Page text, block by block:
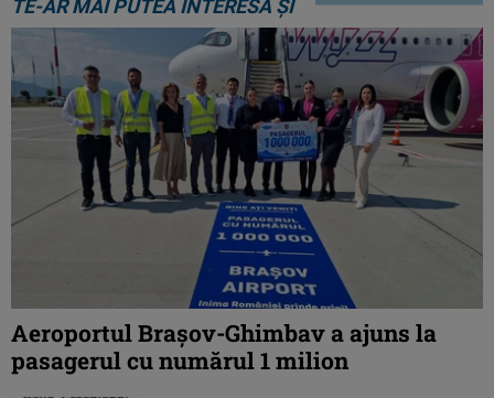
TE-AR MAI PUTEA INTERESA ȘI
Aeroportul Brașov-Ghimbav a ajuns la
pasagerul cu numărul 1 milion